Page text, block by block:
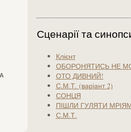
Сценарії та
Клієнт
ОБОРОНЯТИСЬ НЕ
ОТО ДИВНИЙ!
С.М.Т. (варіант 2)
СОНЦЯ
ПІШЛИ ГУЛЯТИ
С.М.Т.